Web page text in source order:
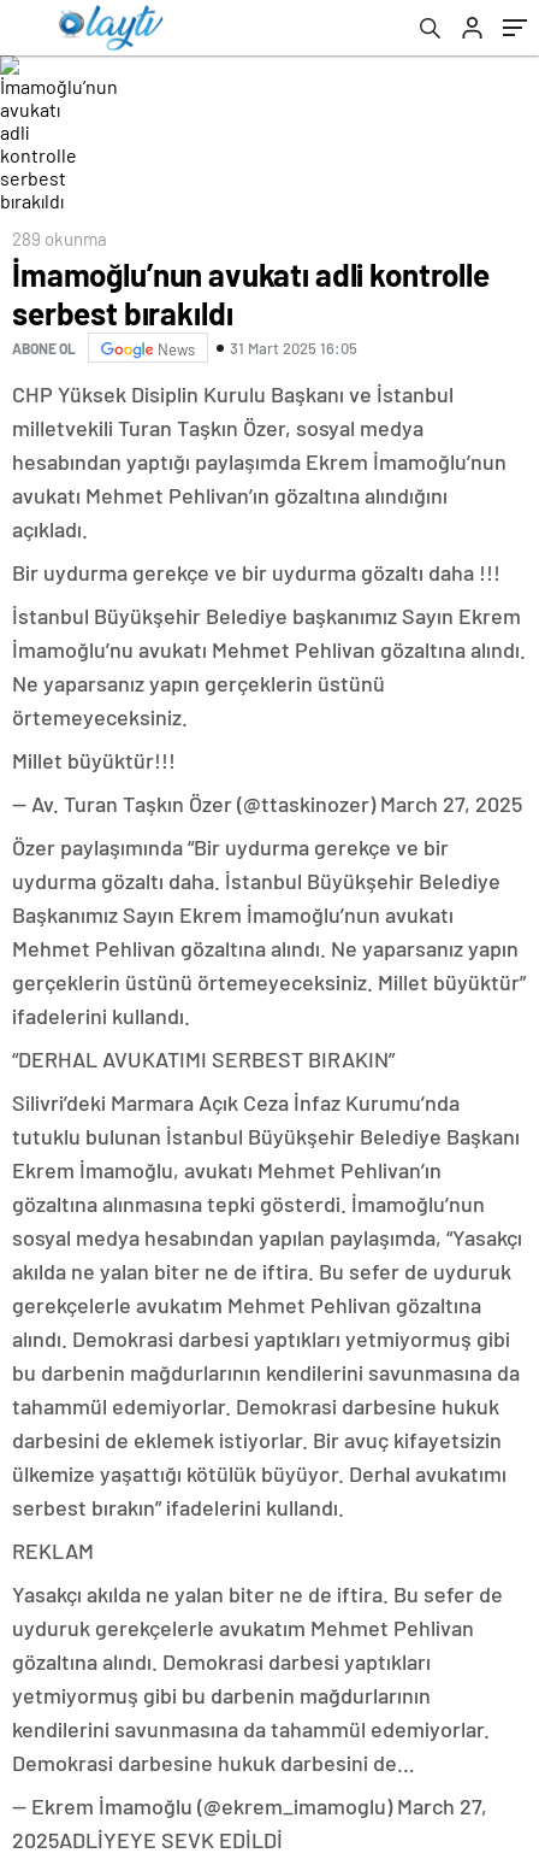
289 okunma
İmamoğlu’nun avukatı adli kontrolle
serbest bırakıldı
ABONE OL News 31 Mart 2025 16:05
CHP Yüksek Disiplin Kurulu Başkanı ve İstanbul
milletvekili Turan Taşkın Özer, sosyal medya
hesabından yaptığı paylaşımda Ekrem İmamoğlu’nun
avukatı Mehmet Pehlivan’ın gözaltına alındığını
açıkladı.
Bir uydurma gerekçe ve bir uydurma gözaltı daha !!!
İstanbul Büyükşehir Belediye başkanımız Sayın Ekrem
İmamoğlu’nu avukatı Mehmet Pehlivan gözaltına alındı.
Ne yaparsanız yapın gerçeklerin üstünü
örtemeyeceksiniz.
Millet büyüktür!!!
— Av. Turan Taşkın Özer (@ttaskinozer) March 27, 2025
Özer paylaşımında “Bir uydurma gerekçe ve bir
uydurma gözaltı daha. İstanbul Büyükşehir Belediye
Başkanımız Sayın Ekrem İmamoğlu’nun avukatı
Mehmet Pehlivan gözaltına alındı. Ne yaparsanız yapın
gerçeklerin üstünü örtemeyeceksiniz. Millet büyüktür”
ifadelerini kullandı.
“DERHAL AVUKATIMI SERBEST BIRAKIN”
Silivri’deki Marmara Açık Ceza İnfaz Kurumu’nda
tutuklu bulunan İstanbul Büyükşehir Belediye Başkanı
Ekrem İmamoğlu, avukatı Mehmet Pehlivan’ın
gözaltına alınmasına tepki gösterdi. İmamoğlu’nun
sosyal medya hesabından yapılan paylaşımda, “Yasakçı
akılda ne yalan biter ne de iftira. Bu sefer de uyduruk
gerekçelerle avukatım Mehmet Pehlivan gözaltına
alındı. Demokrasi darbesi yaptıkları yetmiyormuş gibi
bu darbenin mağdurlarının kendilerini savunmasına da
tahammül edemiyorlar. Demokrasi darbesine hukuk
darbesini de eklemek istiyorlar. Bir avuç kifayetsizin
ülkemize yaşattığı kötülük büyüyor. Derhal avukatımı
serbest bırakın” ifadelerini kullandı.
REKLAM
Yasakçı akılda ne yalan biter ne de iftira. Bu sefer de
uyduruk gerekçelerle avukatım Mehmet Pehlivan
gözaltına alındı. Demokrasi darbesi yaptıkları
yetmiyormuş gibi bu darbenin mağdurlarının
kendilerini savunmasına da tahammül edemiyorlar.
Demokrasi darbesine hukuk darbesini de…
— Ekrem İmamoğlu (@ekrem_imamoglu) March 27,
2025ADLİYEYE SEVK EDİLDİ